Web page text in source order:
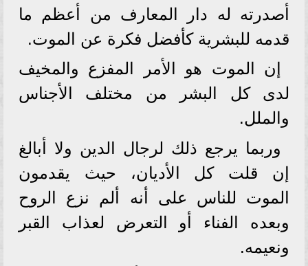
أصدرته له دار المعارف من أعظم ما
قدمه للبشرية كأفضل فكرة عن الموت.
إن الموت هو الأمر المفزع والمخيف
لدى كل البشر من مختلف الأجناس
والملل.
وربما يرجع ذلك لرجال الدين ولا أبالغ
إن قلت كل الأديان، حيث يقدمون
الموت للناس على أنه ألم نزع الروح
وبعده الفناء أو التعرض لعذاب القبر
ونعيمه.